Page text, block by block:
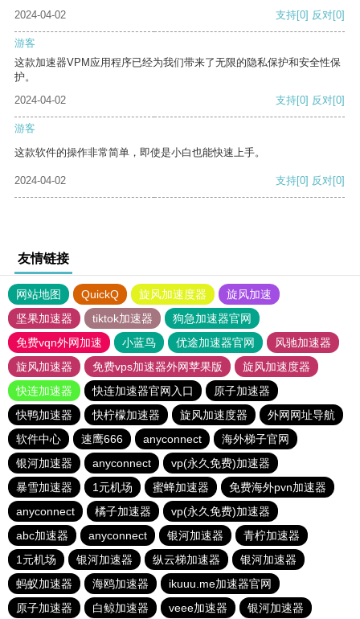
2024-04-02 支持[0] 反对[0]
游客
这款加速器VPM应用程序已经为我们带来了无限的隐私保护和安全性保
护。
2024-04-02
支持[0] 反对[0]
游客
这款软件的操作非常简单，即使是小白也能快速上手。
2024-04-02 支持[0] 反对[0]
友情链接
网站地图 QuickQ 旋风加速度器
旋风加速
坚果加速器
tiktok加速器
狗急加速器官网
免费vqn外网加速
小蓝鸟 优途加速器官网
风驰加速器
旋风加速器
免费vps加速器外网苹果版
旋风加速度器
快连加速器
快连加速器官网入口
原子加速器
快鸭加速器
快柠檬加速器 旋风加速度器
外网网址导航
软件中心
速鹰666 anyconnect
海外梯子官网
银河加速器
anyconnect
vp(永久免费)加速器
暴雪加速器
1元机场 蜜蜂加速器
免费海外pvn加速器
anyconnect
橘子加速器
vp(永久免费)加速器
abc加速器
anyconnect 银河加速器
青柠加速器
1元机场
银河加速器 纵云梯加速器
银河加速器
蚂蚁加速器
海鸥加速器
ikuuu.me加速器官网
原子加速器
白鲸加速器 veee加速器 银河加速器